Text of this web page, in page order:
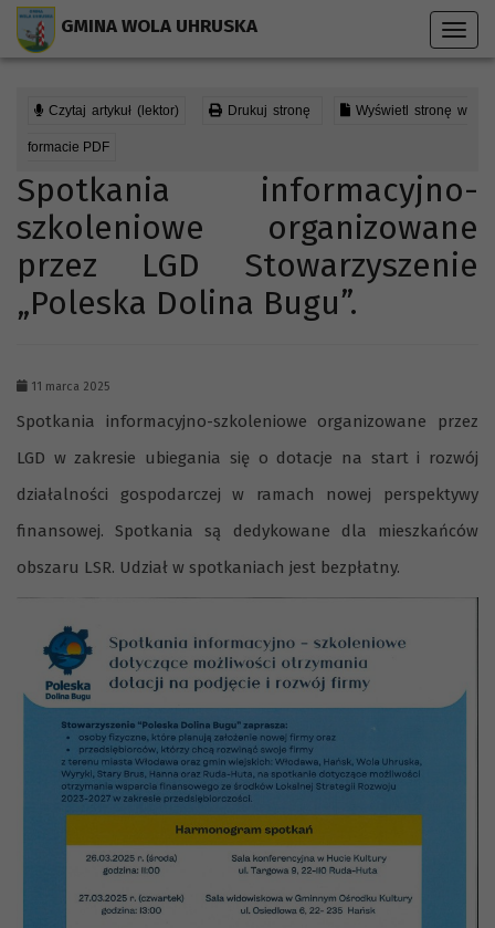
GMINA WOLA UHRUSKA
Czytaj artykuł (lektor) Drukuj stronę Wyświetl stronę w
formacie PDF
Spotkania informacyjno-
szkoleniowe organizowane
przez LGD Stowarzyszenie
„Poleska Dolina Bugu”.
11 marca 2025
Spotkania informacyjno-szkoleniowe organizowane przez
LGD w zakresie ubiegania się o dotacje na start i rozwój
działalności gospodarczej w ramach nowej perspektywy
finansowej. Spotkania są dedykowane dla mieszkańców
obszaru LSR. Udział w spotkaniach jest bezpłatny.